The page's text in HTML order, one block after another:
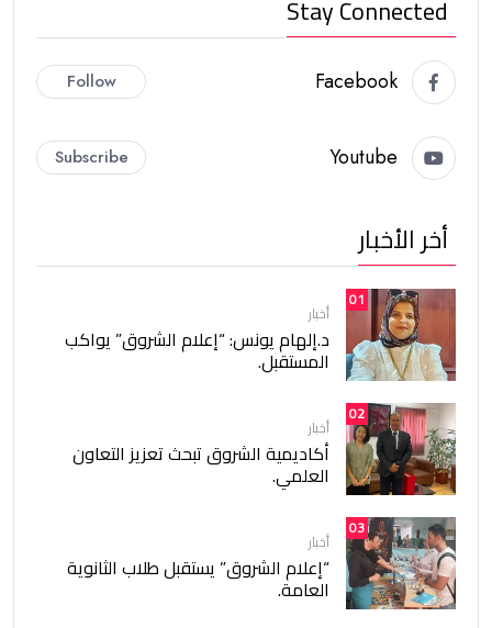
Stay Connected
Facebook
Follow
Youtube
Subscribe
أخر الأخبار
01
أخبار
د.إلهام يونس: “إعلام الشروق” يواكب
المستقبل.
02
أخبار
أكاديمية الشروق تبحث تعزيز التعاون
العلمي.
03
أخبار
“إعلام الشروق” يستقبل طلاب الثانوية
العامة.